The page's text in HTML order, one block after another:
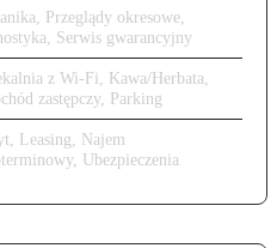
Przeglądy okresowe,
Serwis gwarancyjny
z Wi-Fi, Kawa/Herbata,
zastępczy, Parking
Leasing, Najem
Ubezpieczenia